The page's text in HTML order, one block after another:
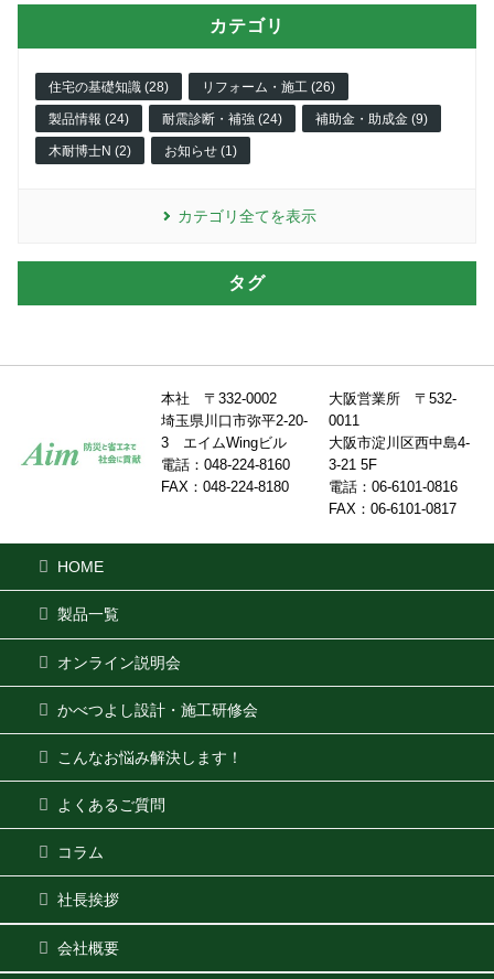
カテゴリ
住宅の基礎知識 (28) リフォーム・施工 (26)
製品情報 (24) 耐震診断・補強 (24) 補助金・助成金 (9)
木耐博士N (2) お知らせ (1)
カテゴリ全てを表示
タグ
本社 〒332-0002
埼玉県川口市弥平2-20-
3 エイムWingビル
電話：048-224-8160
FAX：048-224-8180
大阪営業所 〒532-
0011
大阪市淀川区西中島4-
3-21 5F
電話：06-6101-0816
FAX：06-6101-0817
HOME
製品一覧
オンライン説明会
かべつよし設計・施工研修会
こんなお悩み解決します！
よくあるご質問
コラム
社長挨拶
会社概要